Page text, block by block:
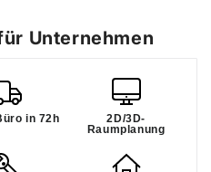
Unternehmen
in 72h
2D/3D-
Raumplanung